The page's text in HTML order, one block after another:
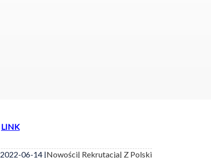
LINK
2022-06-14 |Nowości| Rekrutacja| Z Polski